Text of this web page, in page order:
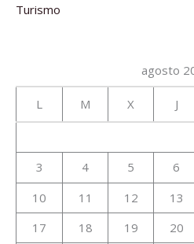
Turismo
agosto
L M X J
3
4 5 6
10
11 12 13
17
18 19 20